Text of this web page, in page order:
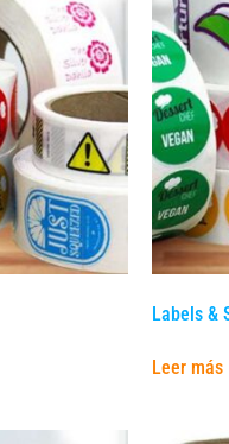
Labels &
Leer más